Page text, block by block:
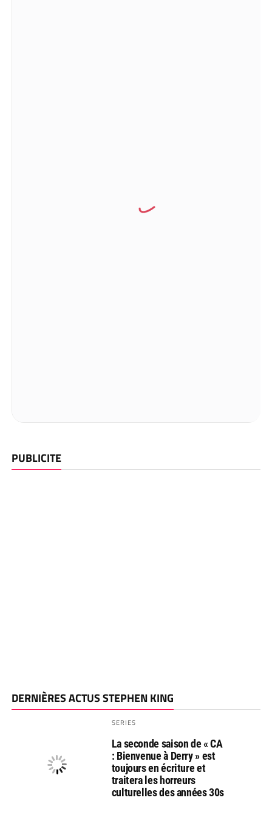
PUBLICITE
DERNIÈRES ACTUS STEPHEN KING
SERIES
La seconde saison de « CA
: Bienvenue à Derry » est
toujours en écriture et
traitera les horreurs
culturelles des années 30s